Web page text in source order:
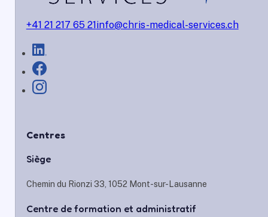
+41 21 217 65 21 info@chris-medical-services.ch
Centres
Siège
Chemin du Rionzi 33, 1052 Mont-sur-Lausanne
Centre de formation et administratif